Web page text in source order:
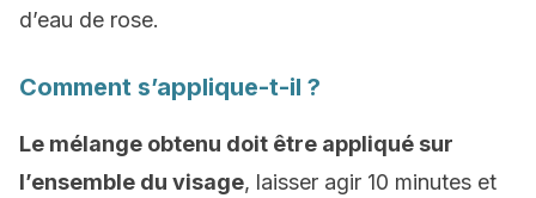
d’eau de rose.
Comment s’applique-t-il ?
Le mélange obtenu doit être appliqué sur
l’ensemble du visage, laisser agir 10 minutes et